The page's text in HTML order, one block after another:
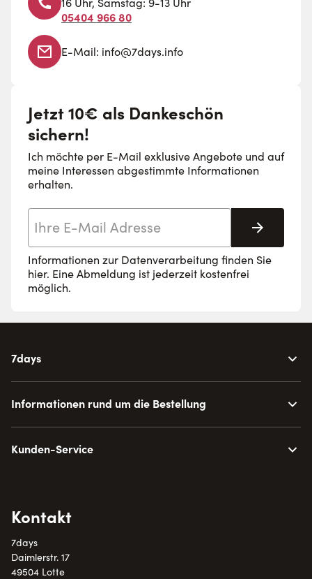
05404 966 80
E-Mail: info@7days.info
Jetzt 10€ als Dankeschön
sichern!
Ich möchte per E-Mail exklusive Angebote und auf
meine Interessen abgestimmte Informationen
erhalten.
Informationen zur Datenverarbeitung finden Sie
hier. Eine Abmeldung ist jederzeit kostenfrei
möglich.
7days
Informationen rund um die Bestellung
Kunden-Service
Kontakt
7days
Daimlerstr. 17
49504 Lotte